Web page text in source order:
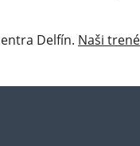
Delfín. Naši